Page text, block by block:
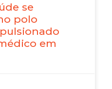
se
polo
em